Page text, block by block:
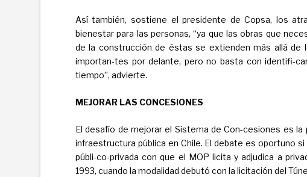
Así también, sostiene el presidente de Copsa, los
bienestar para las personas, “ya que las obras que
de la construcción de éstas se extienden más allá de
importan-tes por delante, pero no basta con identifi-
tiempo”, advierte.
MEJORAR LAS CONCESIONES
El desafío de mejorar el Sistema de Con-cesiones es
infraestructura pública en Chile. El debate es oportuno
públi-co-privada con que el MOP licita y adjudica a
1993, cuando la modalidad debutó con la licitación del